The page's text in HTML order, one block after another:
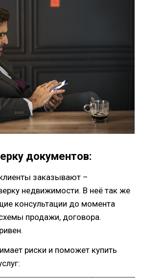
документов:
заказывают –
недвижимости. В неё так же
консультации до момента
продажи, договора.
риски и поможет купить